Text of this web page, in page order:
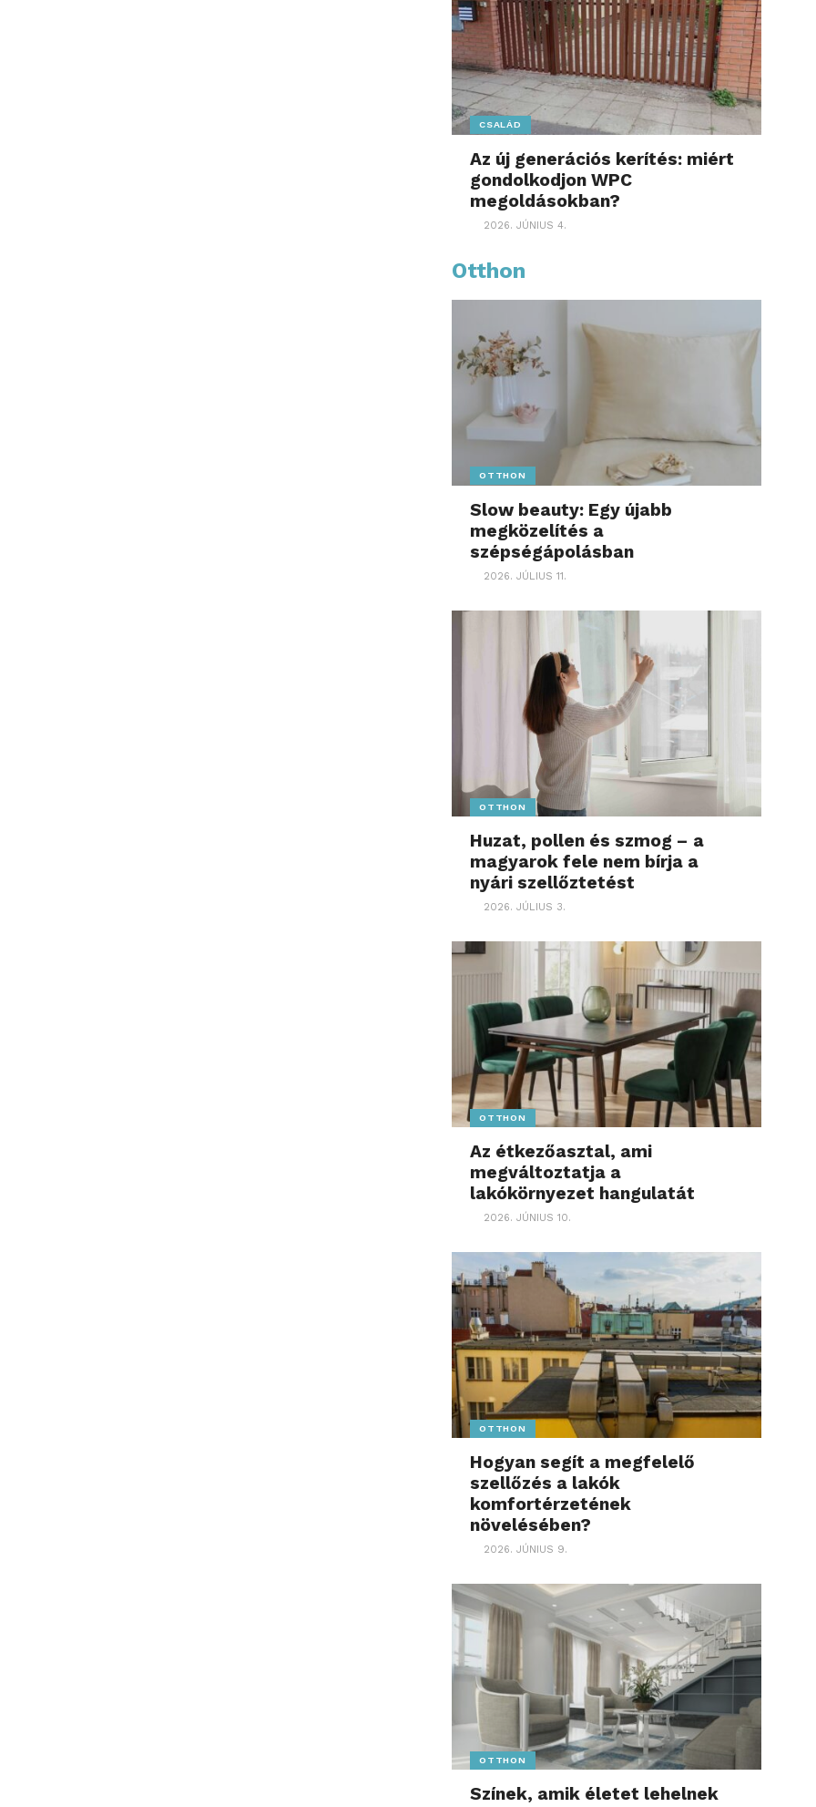
CSALÁD
Az új generációs kerítés: miért
gondolkodjon WPC
megoldásokban?
2026. JÚNIUS 4.
Otthon
OTTHON
Slow beauty: Egy újabb
megközelítés a
szépségápolásban
2026. JÚLIUS 11.
OTTHON
Huzat, pollen és szmog – a
magyarok fele nem bírja a
nyári szellőztetést
2026. JÚLIUS 3.
OTTHON
Az étkezőasztal, ami
megváltoztatja a
lakókörnyezet hangulatát
2026. JÚNIUS 10.
OTTHON
Hogyan segít a megfelelő
szellőzés a lakók
komfortérzetének
növelésében?
2026. JÚNIUS 9.
OTTHON
Színek, amik életet lehelnek